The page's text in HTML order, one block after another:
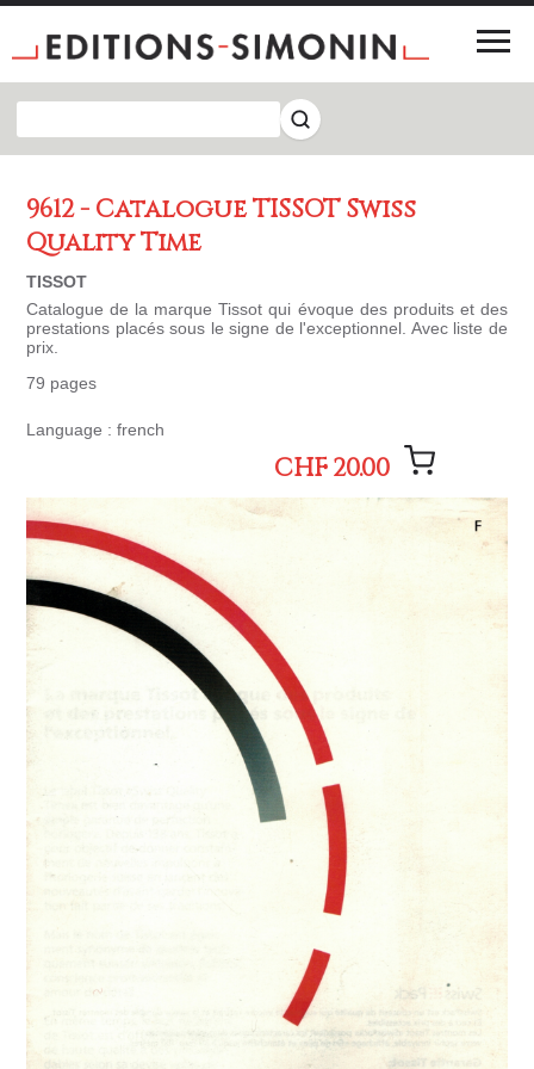
9612 - Catalogue TISSOT Swiss
Quality Time
TISSOT
Catalogue de la marque Tissot qui évoque des produits et des
prestations placés sous le signe de l'exceptionnel. Avec liste de
prix.
79 pages
Language : french
CHF 20.00